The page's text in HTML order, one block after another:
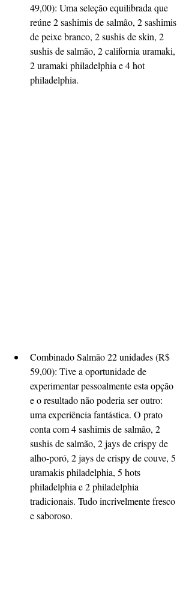
49,00): Uma seleção equilibrada que
reúne 2 sashimis de salmão, 2 sashimis
de peixe branco, 2 sushis de skin, 2
sushis de salmão, 2 california uramaki,
2 uramaki philadelphia e 4 hot
philadelphia.
​Combinado Salmão 22 unidades (R$
59,00): Tive a oportunidade de
experimentar pessoalmente esta opção
e o resultado não poderia ser outro:
uma experiência fantástica. O prato
conta com 4 sashimis de salmão, 2
sushis de salmão, 2 jays de crispy de
alho-poró, 2 jays de crispy de couve, 5
uramakis philadelphia, 5 hots
philadelphia e 2 philadelphia
tradicionais. Tudo incrivelmente fresco
e saboroso.